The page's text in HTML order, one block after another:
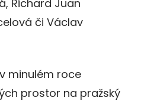
Richard Juan
či Václav
minulém roce
prostor na pražský